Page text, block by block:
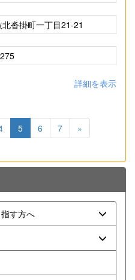
沓掛町一丁目21-21
詳細を表示
5 6 7 »
す方へ